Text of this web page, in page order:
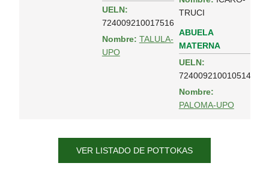
UELN:
724009210017516
Nombre: TALULA-
UPO
TRUCI
ABUELA
MATERNA
UELN:
724009210010514
Nombre:
PALOMA-UPO
VER LISTADO DE POTTOKAS